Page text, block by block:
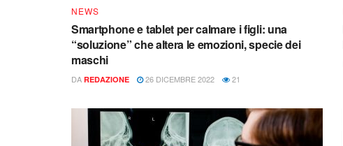
NEWS
Smartphone e tablet per calmare i figli: una
“soluzione” che altera le emozioni, specie dei
maschi
DA REDAZIONE 26 DICEMBRE 2022 21